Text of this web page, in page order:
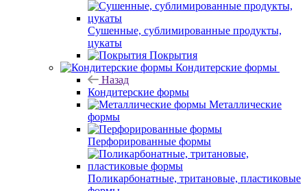
Сушенные, сублимированные продукты,
цукаты
Покрытия
Кондитерские формы
Назад
Кондитерские формы
Металлические
формы
Перфорированные формы
Поликарбонатные, тритановые, пластиковые